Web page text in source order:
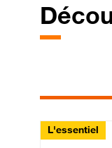
L'essentiel